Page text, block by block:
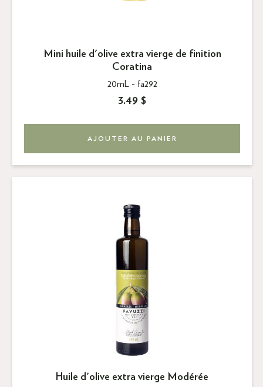
Mini huile d'olive extra vierge de finition
Coratina
20mL - fa292
3.49 $
AJOUTER AU PANIER
Huile d'olive extra vierge Modérée